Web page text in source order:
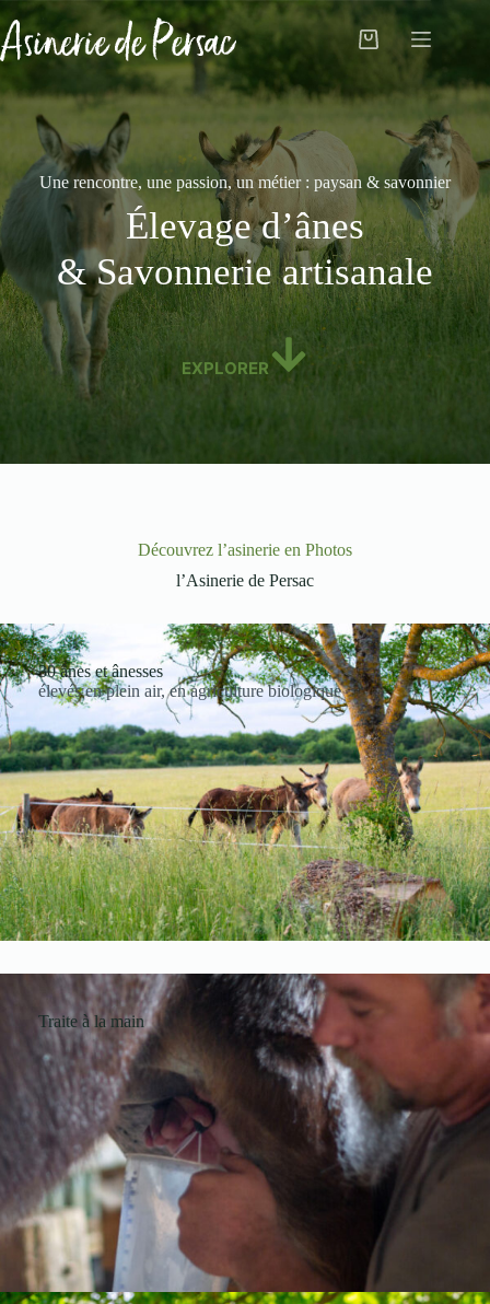
Passer
au
contenu
Panier
d’achat
Une rencontre, une passion, un métier : paysan & savonnier
Élevage d’ânes
& Savonnerie artisanale
EXPLORER
Découvrez l’asinerie en Photos
l’Asinerie de Persac
30 ânes et ânesses
élevés en plein air, en agriculture biologique
Traite à la main